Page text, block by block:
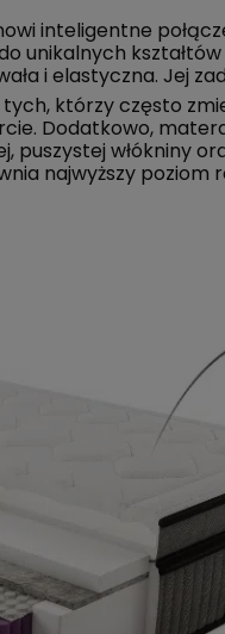
inteligentne
unikalnych
i elastyczna. Jej
którzy często
Dodatkowo,
włókniny
najwyższy